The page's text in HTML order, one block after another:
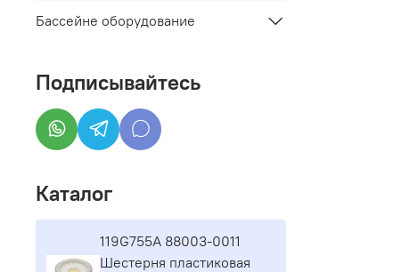
Бассейне оборудование
Подписывайтесь
Каталог
119G755A 88003-0011
Шестерня пластиковая